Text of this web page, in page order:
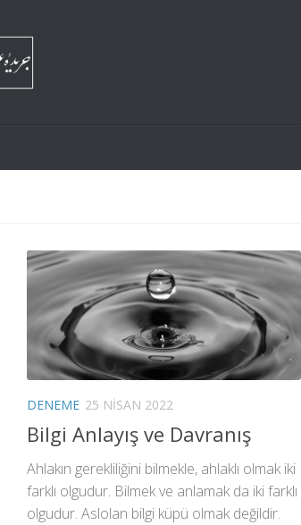
DENEME 25 NISAN 2022
Bilgi Anlayış ve Davranış
Ahlakın gerekliliğini bilmekle, ahlaklı olmak iki
farklı olgudur. Bilmek ve anlamak da iki farklı
olgudur. Aslolan bilgi küpü olmak değildir.